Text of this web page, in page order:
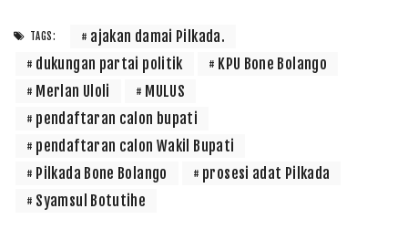
TAGS:
ajakan damai Pilkada.
dukungan partai politik
KPU Bone Bolango
Merlan Uloli
MULUS
pendaftaran calon bupati
pendaftaran calon Wakil Bupati
Pilkada Bone Bolango
prosesi adat Pilkada
Syamsul Botutihe